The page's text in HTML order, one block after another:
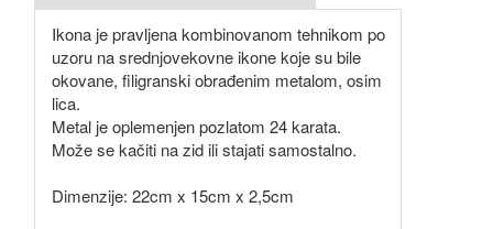
Ikona je pravljena kombinovanom tehnikom po
uzoru na srednjovekovne ikone koje su bile
okovane, filigranski obrađenim metalom, osim
lica.
Metal je oplemenjen pozlatom 24 karata.
Može se kačiti na zid ili stajati samostalno.
Dimenzije: 22cm x 15cm x 2,5cm